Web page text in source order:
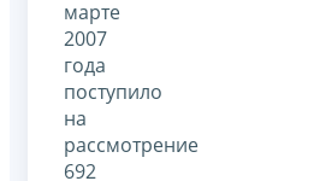
марте
2007
года
поступило
на
рассмотрение
692